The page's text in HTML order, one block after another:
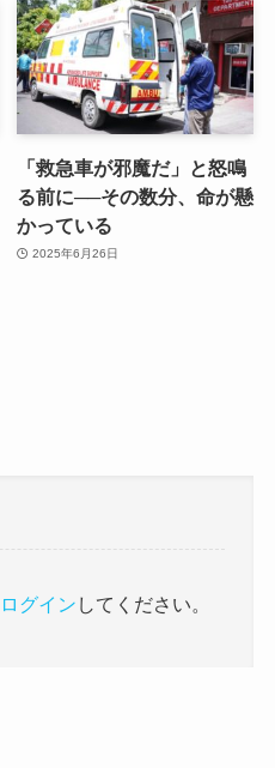
「救急車が邪魔だ」と怒鳴
る前に──その数分、命が懸
かっている
2025年6月26日
ログイン してください。